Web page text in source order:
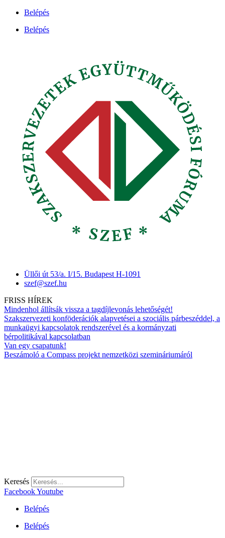
Ugrás
tartalomhoz
Belépés
Belépés
Üllői út 53/a. I/15. Budapest H-1091
szef@szef.hu
FRISS HÍREK
Mindenhol állítsák vissza a tagdíjlevonás lehetőségét!
Szakszervezeti konföderációk alapvetései a szociális párbeszéddel, a
munkaügyi kapcsolatok rendszerével és a kormányzati
bérpolitikával kapcsolatban
Van egy csapatunk!
Beszámoló a Compass projekt nemzetközi szemináriumáról
Keresés
FacebookYoutube
Belépés
Belépés